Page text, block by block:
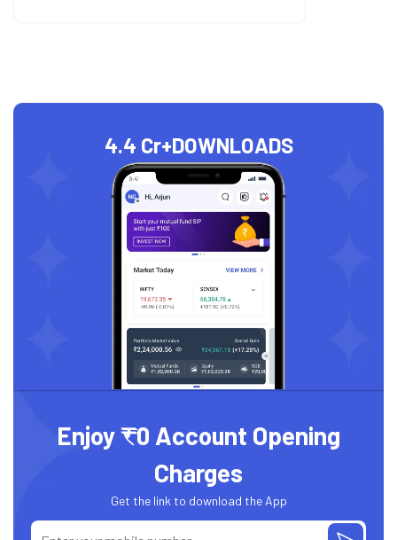
4.4 Cr+DOWNLOADS
Enjoy ₹0 Account Opening
Charges
Get the link to download the App